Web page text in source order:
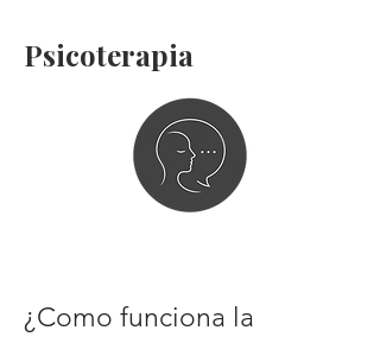
Psicoterapia
¿Como funciona la